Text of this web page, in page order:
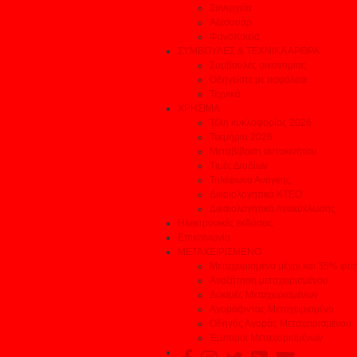
Συνεργεία
Αξεσουάρ
Φανοποιεία
ΣΥΜΒΟΥΛΕΣ & ΤΕΧΝΙΚΑ ΑΡΘΡΑ
Συμβουλές οικονομίας
Οδηγείστε με ασφάλεια
Τεχνικά
ΧΡΗΣΙΜΑ
Τέλη κυκλοφορίας 2026
Τεκμήρια 2026
Μεταβίβαση αυτοκινήτου
Τιμές Διοδίων
Τηλέφωνα Ανάγκης
Δικαιολογητικά ΚΤΕΟ
Δικαιολογητικά Ανακύκλωσης
Ηλεκτρονικές εκδόσεις
Επικοινωνία
ΜΕΤΑΧΕΙΡΙΣΜΕΝΟ
Μεταχειρισμένα μέχρι και 35%
Αναζήτηση μεταχειρισμένου
Δοκιμές Μεταχειρισμένων
Αγοράζοντας Μεταχειρισμένο
Οδηγός Αγοράς Μεταχειρισμένου
Έμποροι Μεταχειρισμένων